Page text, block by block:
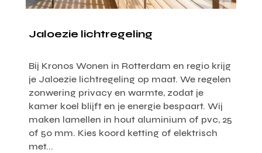
Jaloezie lichtregeling
Bij Kronos Wonen in Rotterdam en regio krijg
je Jaloezie lichtregeling op maat. We regelen
zonwering privacy en warmte, zodat je
kamer koel blijft en je energie bespaart. Wij
maken lamellen in hout aluminium of pvc, 25
of 50 mm. Kies koord ketting of elektrisch
met...